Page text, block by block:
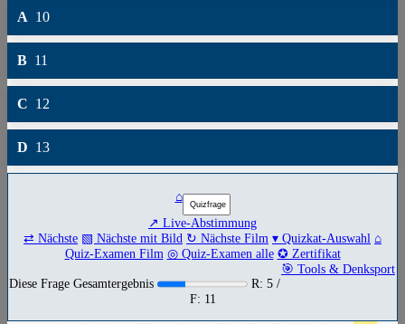
A 10
B 11
C 12
D 13
⌂
↗ Live-Abstimmung
⇄ Nächste ▧ Nächste mit Bild ↻ Nächste Film ▾ Quizkat-Auswahl ⌂
Quiz-Examen Film ◎ Quiz-Examen alle ✪ Zertifikat
🎯 Tools & Denksport
Diese Frage Gesamtergebnis
R: 5 /
F: 11